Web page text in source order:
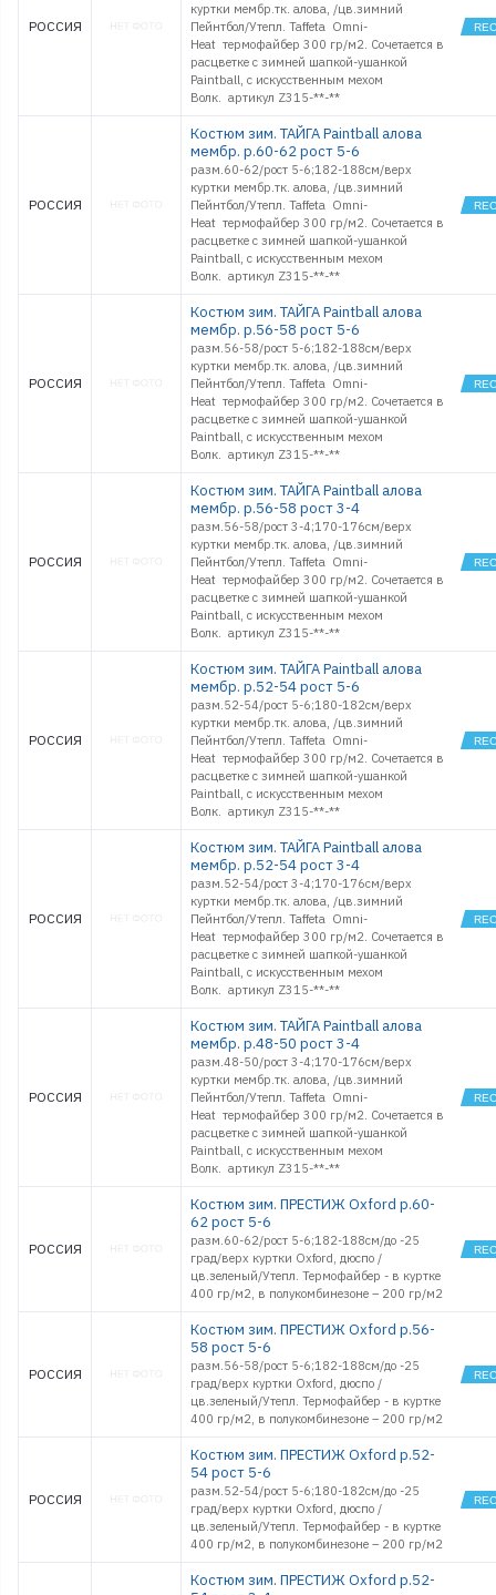
РОССИЯ
куртки мембр.тк. алова, /цв.зимний
Пейнтбол/Утепл. Taffeta Omni-
Heat термофайбер 300 гр/м2. Сочетается в
расцветке с зимней шапкой-ушанкой
Paintball, с искусственным мехом
Волк. артикул Z315-**-**
РОССИЯ
Костюм зим. ТАЙГА Paintball алова
мембр. р.60-62 рост 5-6
разм.60-62/рост 5-6;182-188см/верх
куртки мембр.тк. алова, /цв.зимний
Пейнтбол/Утепл. Taffeta Omni-
Heat термофайбер 300 гр/м2. Сочетается в
расцветке с зимней шапкой-ушанкой
Paintball, с искусственным мехом
Волк. артикул Z315-**-**
РОССИЯ
Костюм зим. ТАЙГА Paintball алова
мембр. р.56-58 рост 5-6
разм.56-58/рост 5-6;182-188см/верх
куртки мембр.тк. алова, /цв.зимний
Пейнтбол/Утепл. Taffeta Omni-
Heat термофайбер 300 гр/м2. Сочетается в
расцветке с зимней шапкой-ушанкой
Paintball, с искусственным мехом
Волк. артикул Z315-**-**
РОССИЯ
Костюм зим. ТАЙГА Paintball алова
мембр. р.56-58 рост 3-4
разм.56-58/рост 3-4;170-176см/верх
куртки мембр.тк. алова, /цв.зимний
Пейнтбол/Утепл. Taffeta Omni-
Heat термофайбер 300 гр/м2. Сочетается в
расцветке с зимней шапкой-ушанкой
Paintball, с искусственным мехом
Волк. артикул Z315-**-**
РОССИЯ
Костюм зим. ТАЙГА Paintball алова
мембр. р.52-54 рост 5-6
разм.52-54/рост 5-6;180-182см/верх
куртки мембр.тк. алова, /цв.зимний
Пейнтбол/Утепл. Taffeta Omni-
Heat термофайбер 300 гр/м2. Сочетается в
расцветке с зимней шапкой-ушанкой
Paintball, с искусственным мехом
Волк. артикул Z315-**-**
РОССИЯ
Костюм зим. ТАЙГА Paintball алова
мембр. р.52-54 рост 3-4
разм.52-54/рост 3-4;170-176см/верх
куртки мембр.тк. алова, /цв.зимний
Пейнтбол/Утепл. Taffeta Omni-
Heat термофайбер 300 гр/м2. Сочетается в
расцветке с зимней шапкой-ушанкой
Paintball, с искусственным мехом
Волк. артикул Z315-**-**
РОССИЯ
Костюм зим. ТАЙГА Paintball алова
мембр. р.48-50 рост 3-4
разм.48-50/рост 3-4;170-176см/верх
куртки мембр.тк. алова, /цв.зимний
Пейнтбол/Утепл. Taffeta Omni-
Heat термофайбер 300 гр/м2. Сочетается в
расцветке с зимней шапкой-ушанкой
Paintball, с искусственным мехом
Волк. артикул Z315-**-**
РОССИЯ
Костюм зим. ПРЕСТИЖ Oxford р.60-
62 рост 5-6
разм.60-62/рост 5-6;182-188см/до -25
град/верх куртки Oxford, дюспо /
цв.зеленый/Утепл. Термофайбер - в куртке
400 гр/м2, в полукомбинезоне – 200 гр/м2
РОССИЯ
Костюм зим. ПРЕСТИЖ Oxford р.56-
58 рост 5-6
разм.56-58/рост 5-6;182-188см/до -25
град/верх куртки Oxford, дюспо /
цв.зеленый/Утепл. Термофайбер - в куртке
400 гр/м2, в полукомбинезоне – 200 гр/м2
РОССИЯ
Костюм зим. ПРЕСТИЖ Oxford р.52-
54 рост 5-6
разм.52-54/рост 5-6;180-182см/до -25
град/верх куртки Oxford, дюспо /
цв.зеленый/Утепл. Термофайбер - в куртке
400 гр/м2, в полукомбинезоне – 200 гр/м2
Костюм зим. ПРЕСТИЖ Oxford р.52-